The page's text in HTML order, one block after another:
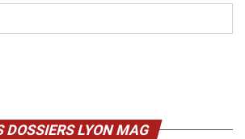
DOSSIERS LYON MAG